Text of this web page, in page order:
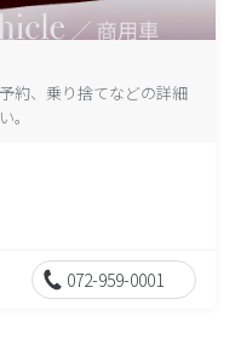
約、乗り捨てなどの詳細
。
072-959-0001